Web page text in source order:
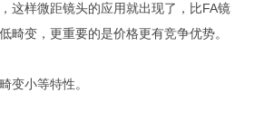
这样微距镜头的应用就出现了，比FA镜
畸变，更重要的是价格更有竞争优势。
小等特性。